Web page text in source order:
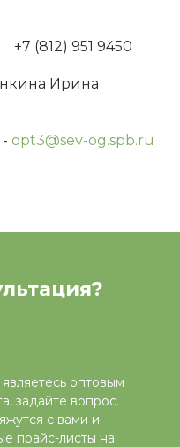
(812) 951 9450
Ирина
opt3@sev-og.spb.ru
оптовым
задайте вопрос.
с вами и
прайс-листы на